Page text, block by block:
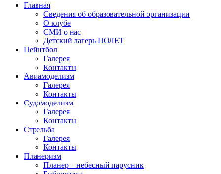
Главная
Сведения об образовательной организации
О клубе
СМИ о нас
Детский лагерь ПОЛЕТ
Пейнтбол
Галерея
Контакты
Авиамоделизм
Галерея
Контакты
Судомоделизм
Галерея
Контакты
Стрельба
Галерея
Контакты
Планеризм
Планер – небесный парусник